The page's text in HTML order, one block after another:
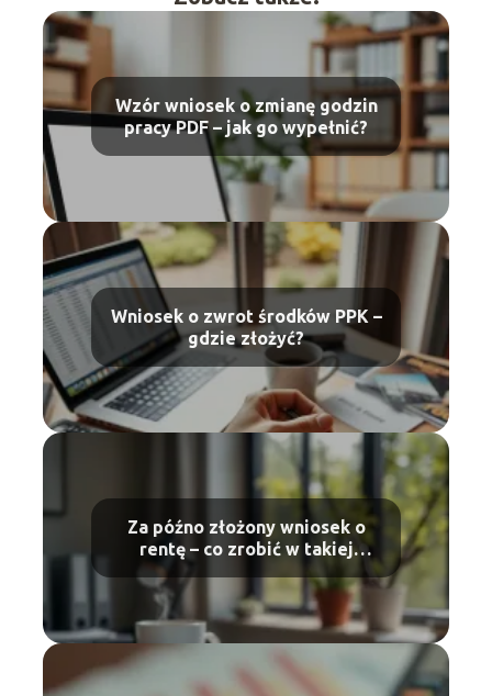
Wzór wniosek o zmianę godzin
pracy PDF – jak go wypełnić?
Wniosek o zwrot środków PPK –
gdzie złożyć?
Za późno złożony wniosek o
rentę – co zrobić w takiej